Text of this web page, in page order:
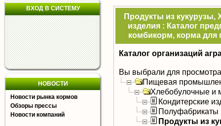
ВХОД В СИСТЕМУ
НОВОСТИ
Новости рынка кормов
Обзоры прессы
Новости компаний
Продукты из кукурузы,
изделия : Каталог
комбикорм, корма для
Каталог организаций
Вы выбрали для
Пищевая
Хлебобулочные и
Кондитерские
Полуфабрикаты
Продукты из